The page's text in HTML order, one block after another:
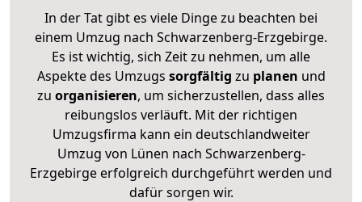
In der Tat gibt es viele Dinge zu beachten bei
einem Umzug nach Schwarzenberg-Erzgebirge.
Es ist wichtig, sich Zeit zu nehmen, um alle
Aspekte des Umzugs sorgfältig zu planen und
zu organisieren, um sicherzustellen, dass alles
reibungslos verläuft. Mit der richtigen
Umzugsfirma kann ein deutschlandweiter
Umzug von Lünen nach Schwarzenberg-
Erzgebirge erfolgreich durchgeführt werden und
dafür sorgen wir.